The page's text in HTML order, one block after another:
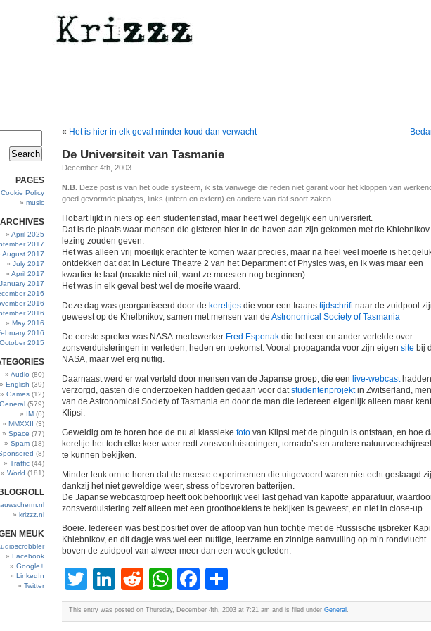
PAGES
Cookie Policy
music
ARCHIVES
April 2025
2017
August 2017
July 2017
April 2017
January 2017
2016
2016
2016
May 2016
2016
October 2015
Audio (80)
English (39)
Games (12)
General (579)
IM (6)
MMXXII (3)
Space (77)
Spam (18)
(8)
Traffic (44)
World (181)
BLOGROLL
krizzz.nl
MEUK
Facebook
Google+
LinkedIn
Twitter
« Het is hier in elk geval minder koud dan verwacht
De Universiteit van Tasmanie
December 4th, 2003
N.B. Deze post is van het oude systeem, ik sta vanwege die reden niet garant voor het kloppen van
goed gevormde plaatjes, links (intern en extern) en andere van dat soort zaken
Hobart lijkt in niets op een studentenstad, maar heeft wel degelijk een universiteit.
Dat is de plaats waar mensen die gisteren hier in de haven aan zijn gekomen met de Khlebnikov
lezing zouden geven.
Het was alleen vrij moeilijk erachter te komen waar precies, maar na heel veel moeite is het
ontdekken dat dat in Lecture Theatre 2 van het Department of Physics was, en ik was maar een
kwartier te laat (maakte niet uit, want ze moesten nog beginnen).
Het was in elk geval best wel de moeite waard.
Deze dag was georganiseerd door de kereltjes die voor een Iraans tijdschriftnaar de zuidpool
geweest op de Khelbnikov, samen met mensen van de Astronomical Society of Tasmania
De eerste spreker was NASA-medewerker Fred Espenak die het een en ander vertelde over
zonsverduisteringen in verleden, heden en toekomst. Vooral propaganda voor zijn eigen site bij
NASA, maar wel erg nuttig.
Daarnaast werd er wat verteld door mensen van de Japanse groep, die een live-webcasthadden
verzorgd, gasten die onderzoeken hadden gedaan voor datstudentenprojektin Zwitserland,
van de Astronomical Society of Tasmania en door de man die iedereen eigenlijk alleen maar
Klipsi.
Geweldig om te horen hoe de nu al klassieke foto van Klipsi met de pinguin is ontstaan, en hoe
kereltje het toch elke keer weer redt zonsverduisteringen, tornado’s en andere
te kunnen bekijken.
Minder leuk om te horen dat de meeste experimenten die uitgevoerd waren niet echt geslaagd
dankzij het niet geweldige weer, stress of bevroren batterijen.
De Japanse webcastgroep heeft ook behoorlijk veel last gehad van kapotte apparatuur,
zonsverduistering zelf alleen met een groothoeklens te bekijken is geweest, en niet in close-up.
Boeie. Iedereen was best positief over de afloop van hun tochtje met de Russische ijsbreker
Khlebnikov, en dit dagje was wel een nuttige, leerzame en zinnige aanvulling op m’n rondvlucht
boven de zuidpool van alweer meer dan een week geleden.
Twitter
LinkedIn
RedditWhatsApp
Facebook
This entry was posted on Thursday, December 4th, 2003 at 7:21 am and is filed under General .